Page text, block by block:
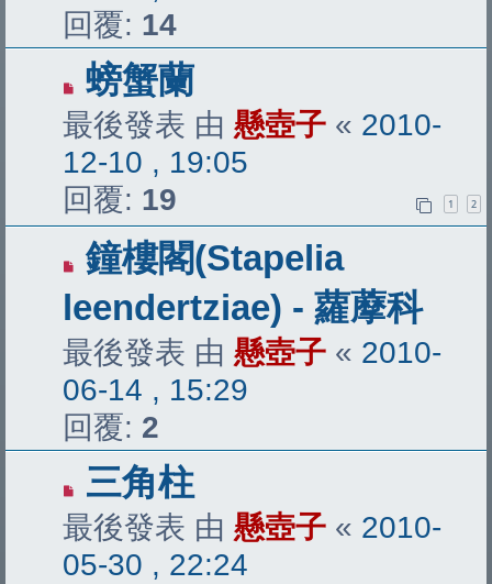
回覆: 14
螃蟹蘭
最後發表 由 懸壺子 « 2010-
12-10 , 19:05
回覆: 19 1 2
鐘樓閣(Stapelia
leendertziae) - 蘿藦科
最後發表 由 懸壺子 « 2010-
06-14 , 15:29
回覆: 2
三角柱
最後發表 由 懸壺子 « 2010-
05-30 , 22:24